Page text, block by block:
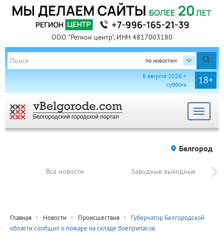
ООО "Регион центр", ИНН 4817003180
по новостям
18+
8 августа 2026 г.
суббота
Toggle
Белгород
Все новости Заводные выходные
Главная Новости Происшествия
Губернатор Белгородской
области сообщил о пожаре на складе боеприпасов